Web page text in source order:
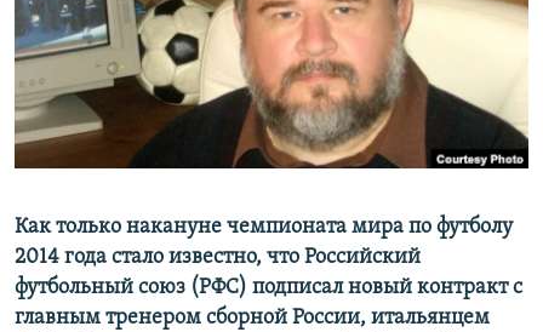
ПОБЕДИТЕЛЕЙ НЕ СУДЯТ?
КРЫМ.НЕПОКОРЕННЫЙ
ELIFBE
УКРАИНСКАЯ ПРОБЛЕМА КРЫМА
ПРИСОЕДИНЯЙТЕСЬ!
Как только накануне чемпионата мира по футболу
2014 года стало известно, что Российский
футбольный союз (РФС) подписал новый контракт с
главным тренером сборной России, итальянцем